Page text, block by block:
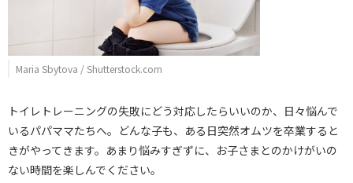
Maria Sbytova / Shutterstock.com
トイレトレーニングの失敗にどう対応したらいいのか、日々悩んで
いるパパママたちへ。どんな子も、ある日突然オムツを卒業すると
きがやってきます。あまり悩みすぎずに、お子さまとのかけがいの
ない時間を楽しんでください。